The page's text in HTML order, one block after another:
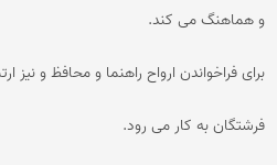
و هماهنگ می کند.
برای فراخواندن ارواح راهنما و محافظ و نیز
فرشتگان به کار می رود.